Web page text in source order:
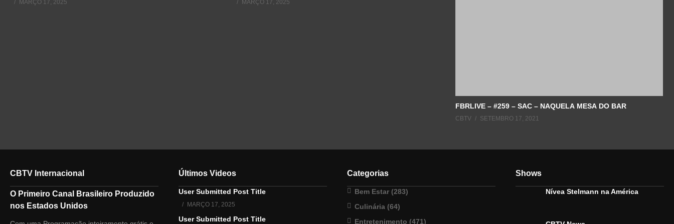
MARÇO 17, 2025 MARÇO 17, 2025
FBRLIVE – #259 – SAC – NAQUELA MESA DO BAR
CBTV SETEMBRO 17, 2021
CBTV Internacional
O Primeiro Canal Brasileiro Produzido
nos Estados Unidos
Últimos Videos
User Submitted Post Title
MARÇO 17, 2025
User Submitted Post Title
Categorias
Bem Estar (283)
Culinária (64)
Entretenimento (471)
Shows
Nívea Stelmann na América